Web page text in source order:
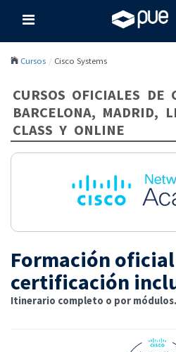
Cursos Cisco Systems
CURSOS OFICIALES DE
BARCELONA, MADRID,
CLASS Y ONLINE
Formación
certificación
Itinerario completo o por módulos.